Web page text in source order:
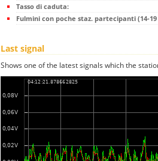
Tasso di caduta:
Fulmini con poche staz. partecipanti (14-
Last signal
Shows one of the latest signals which the